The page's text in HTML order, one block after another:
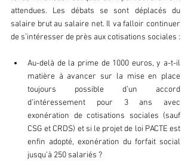
attendues. Les débats se sont déplacés du
salaire brut au salaire net. Il va falloir continuer
de s’intéresser de près aux cotisations sociales :
Au-delà de la prime de 1000 euros, y a-t-il
matière à avancer sur la mise en place
toujours possible d’un accord
d’intéressement pour 3 ans avec
exonération de cotisations sociales (sauf
CSG et CRDS) et si le projet de loi PACTE est
enfin adopté, exonération du forfait social
jusqu’à 250 salariés ?